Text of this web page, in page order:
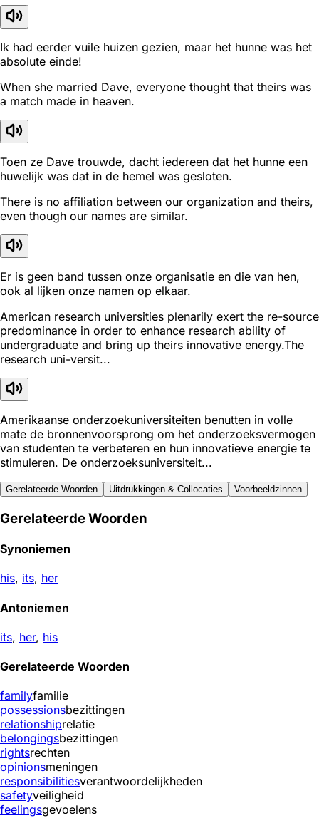
Ik had eerder vuile huizen gezien, maar het hunne was het
absolute einde!
When she married Dave, everyone thought that theirs was
a match made in heaven.
Toen ze Dave trouwde, dacht iedereen dat het hunne een
huwelijk was dat in de hemel was gesloten.
There is no affiliation between our organization and theirs,
even though our names are similar.
Er is geen band tussen onze organisatie en die van hen,
ook al lijken onze namen op elkaar.
American research universities plenarily exert the re-source
predominance in order to enhance research ability of
undergraduate and bring up theirs innovative energy.The
research uni-versit...
Amerikaanse onderzoekuniversiteiten benutten in volle
mate de bronnenvoorsprong om het onderzoeksvermogen
van studenten te verbeteren en hun innovatieve energie te
stimuleren. De onderzoeksuniversiteit...
Gerelateerde Woorden Uitdrukkingen & Collocaties Voorbeeldzinnen
Gerelateerde Woorden
Synoniemen
his, its, her
Antoniemen
its, her, his
Gerelateerde Woorden
familyfamilie
possessionsbezittingen
relationshiprelatie
belongingsbezittingen
rightsrechten
opinionsmeningen
responsibilitiesverantwoordelijkheden
safetyveiligheid
feelingsgevoelens